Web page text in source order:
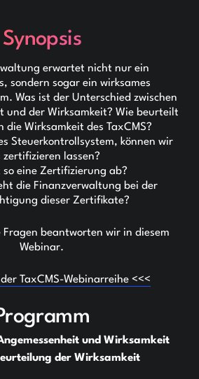
Synopsis
erwartet nicht nur ein
sondern sogar ein wirksames
Was ist der Unterschied zwischen
und der Wirksamkeit? Wie beurteilt
die Wirksamkeit des TaxCMS?
Steuerkontrollsystem, können wir
zertifizieren lassen?
eine Zertifizierung ab?
die Finanzverwaltung bei der
dieser Zertifikate?
Fragen beantworten wir in diesem
Webinar.
TaxCMS-Webinarreihe <<<
und Wirksamkeit
der Wirksamkeit